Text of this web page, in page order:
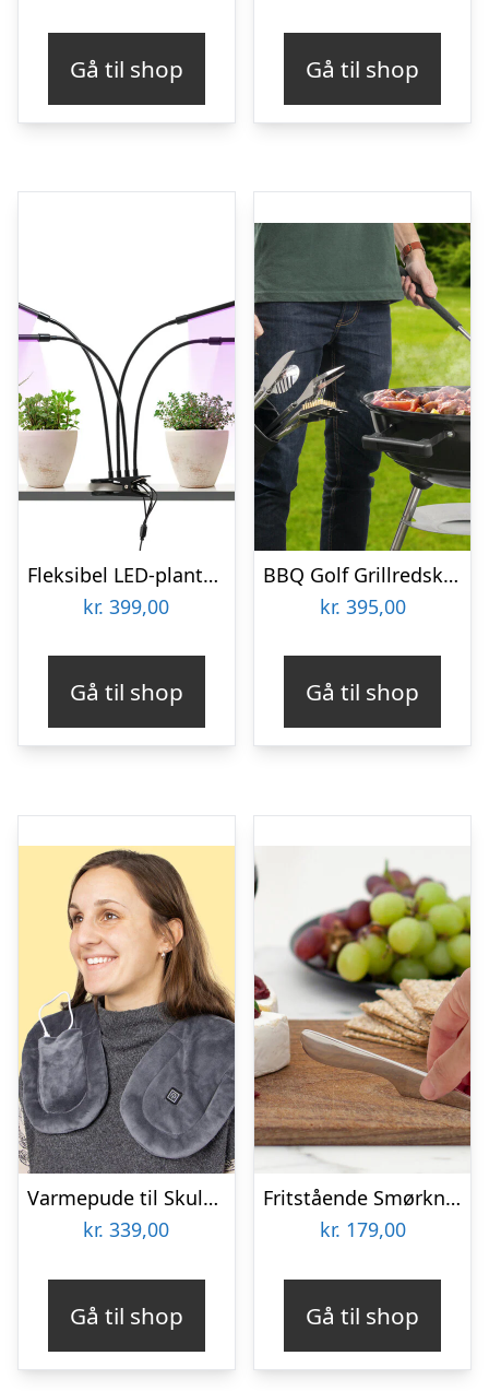
Gå til shop Gå til shop
Fleksibel LED-plantelampe – KitchPro
kr. 399,00
Gå til shop
BBQ Golf Grillredskab
kr. 395,00
Gå til shop
Varmepude til Skuldre og Ryg – Zenkuru
kr. 339,00
Gå til shop
Fritstående Smørkniv – Rustfrit Stål – Bosign
kr. 179,00
Gå til shop